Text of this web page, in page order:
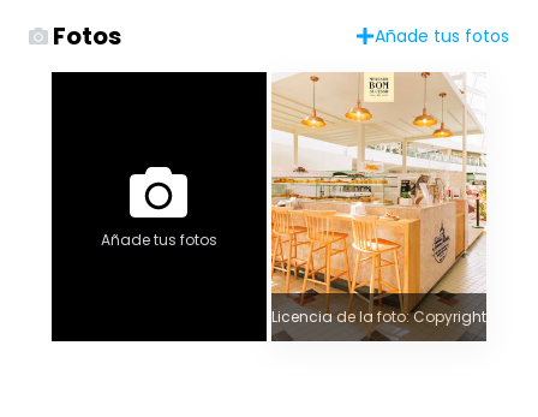
Fotos Añade tus fotos
Añade tus fotos
Licencia de la foto: Copyright